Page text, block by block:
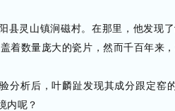
县灵山镇涧磁村。在那里，他发现
着数量庞大的瓷片，然而千百年来
分析后，叶麟趾发现其成分跟定窑
内呢？